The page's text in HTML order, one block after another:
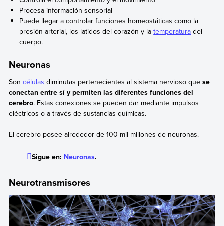
Procesa información sensorial
Puede llegar a controlar funciones homeostáticas como la
presión arterial, los latidos del corazón y latemperatura del
cuerpo.
Neuronas
Son células diminutas pertenecientes al sistema nervioso que se
conectan entre sí y permiten las diferentes funciones del
cerebro. Estas conexiones se pueden dar mediante impulsos
eléctricos o a través de sustancias químicas.
El cerebro posee alrededor de 100 mil millones de neuronas.
Sigue en: Neuronas.
Neurotransmisores